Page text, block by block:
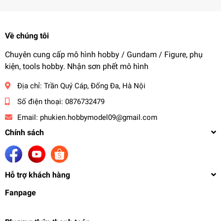
Về chúng tôi
Chuyên cung cấp mô hình hobby / Gundam / Figure, phụ
kiện, tools hobby. Nhận sơn phết mô hình
Địa chỉ: Trần Quý Cáp, Đống Đa, Hà Nội
Số điện thoại: 0876732479
Email: phukien.hobbymodel09@gmail.com
Chính sách
Hỗ trợ khách hàng
Fanpage